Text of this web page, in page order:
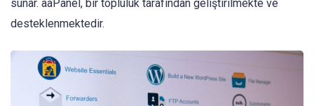
sunar. aaPanel, bir topluluk tarafından geliştirilmekte ve
desteklenmektedir.